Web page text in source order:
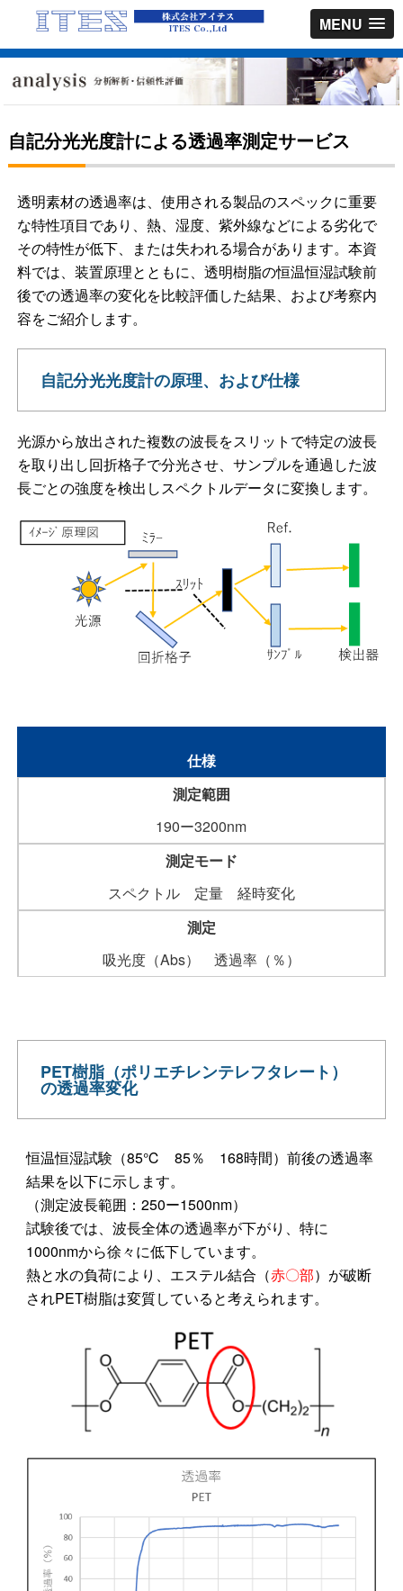
MENU
自記分光光度計による透過率測定サービス
透明素材の透過率は、使用される製品のスペックに重要
な特性項目であり、熱、湿度、紫外線などによる劣化で
その特性が低下、または失われる場合があります。本資
料では、装置原理とともに、透明樹脂の恒温恒湿試験前
後での透過率の変化を比較評価した結果、および考察内
容をご紹介します。
自記分光光度計の原理、および仕様
光源から放出された複数の波長をスリットで特定の波長
を取り出し回折格子で分光させ、サンプルを通過した波
長ごとの強度を検出しスペクトルデータに変換します。
仕様
測定範囲
190ー3200nm
測定モード
スペクトル 定量 経時変化
測定
吸光度（Abs） 透過率（％）
PET樹脂（ポリエチレンテレフタレート）
の透過率変化
恒温恒湿試験（85℃ 85％ 168時間）前後の透過率
結果を以下に示します。
（測定波長範囲：250ー1500nm）
試験後では、波長全体の透過率が下がり、特に
1000nmから徐々に低下しています。
熱と水の負荷により、エステル結合（赤〇部）が破断
されPET樹脂は変質していると考えられます。